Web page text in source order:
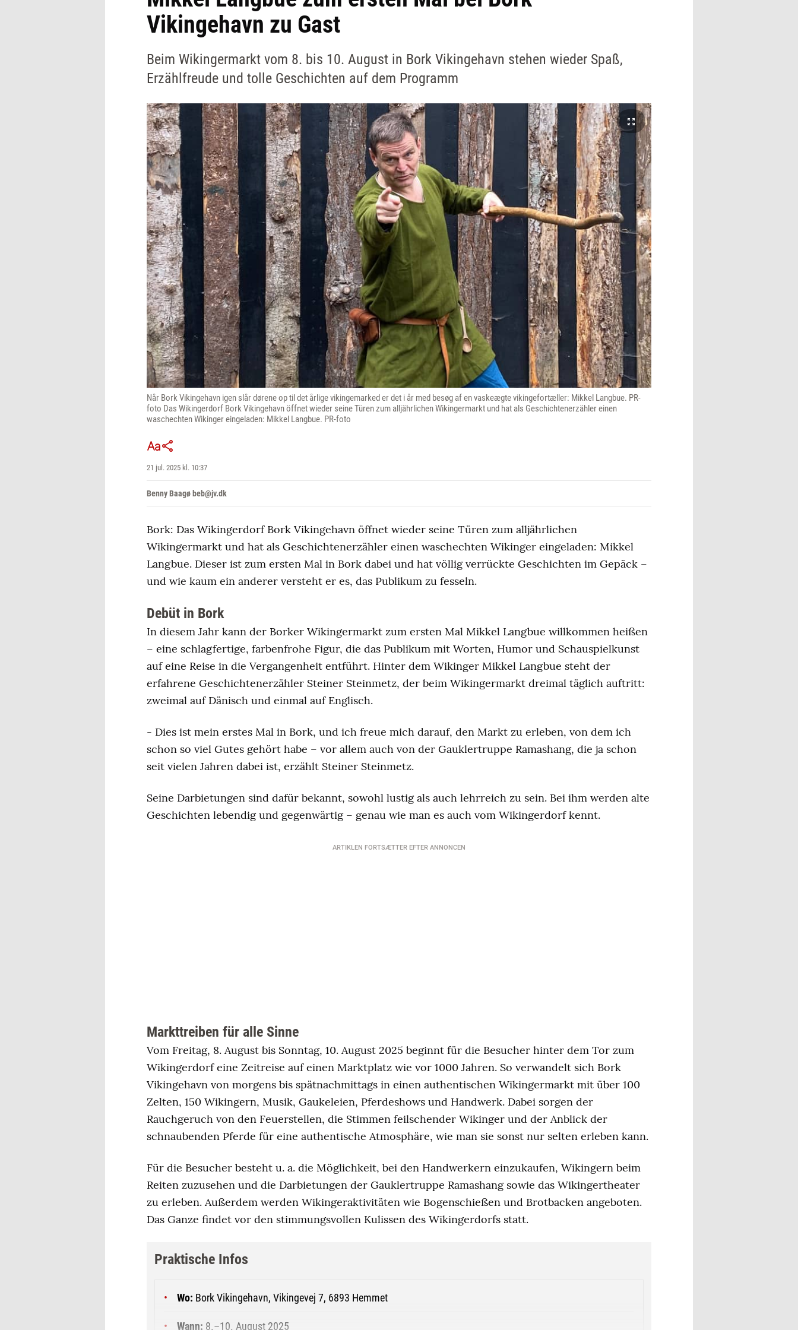
Vikingehavn zu Gast
Beim Wikingermarkt vom 8. bis 10. August in Bork Vikingehavn stehen wieder Spaß,
Erzählfreude und tolle Geschichten auf dem Programm
Når Bork Vikingehavn igen slår dørene op til det årlige vikingemarked er det i år med besøg af en vaskeægte vikingefortæller: Mikkel Langbue. PR-
foto Das Wikingerdorf Bork Vikingehavn öffnet wieder seine Türen zum alljährlichen Wikingermarkt und hat als Geschichtenerzähler einen
waschechten Wikinger eingeladen: Mikkel Langbue. PR-foto
21 jul. 2025 kl. 10:37
Benny Baagø beb@jv.dk
Bork: Das Wikingerdorf Bork Vikingehavn öffnet wieder seine Türen zum alljährlichen
Wikingermarkt und hat als Geschichtenerzähler einen waschechten Wikinger eingeladen: Mikkel
Langbue. Dieser ist zum ersten Mal in Bork dabei und hat völlig verrückte Geschichten im Gepäck –
und wie kaum ein anderer versteht er es, das Publikum zu fesseln.
Debüt in Bork
In diesem Jahr kann der Borker Wikingermarkt zum ersten Mal Mikkel Langbue willkommen heißen
– eine schlagfertige, farbenfrohe Figur, die das Publikum mit Worten, Humor und Schauspielkunst
auf eine Reise in die Vergangenheit entführt. Hinter dem Wikinger Mikkel Langbue steht der
erfahrene Geschichtenerzähler Steiner Steinmetz, der beim Wikingermarkt dreimal täglich auftritt:
zweimal auf Dänisch und einmal auf Englisch.
- Dies ist mein erstes Mal in Bork, und ich freue mich darauf, den Markt zu erleben, von dem ich
schon so viel Gutes gehört habe – vor allem auch von der Gauklertruppe Ramashang, die ja schon
seit vielen Jahren dabei ist, erzählt Steiner Steinmetz.
Seine Darbietungen sind dafür bekannt, sowohl lustig als auch lehrreich zu sein. Bei ihm werden alte
Geschichten lebendig und gegenwärtig – genau wie man es auch vom Wikingerdorf kennt.
ARTIKLEN FORTSÆTTER EFTER ANNONCEN
Markttreiben für alle Sinne
Vom Freitag, 8. August bis Sonntag, 10. August 2025 beginnt für die Besucher hinter dem Tor zum
Wikingerdorf eine Zeitreise auf einen Marktplatz wie vor 1000 Jahren. So verwandelt sich Bork
Vikingehavn von morgens bis spätnachmittags in einen authentischen Wikingermarkt mit über 100
Zelten, 150 Wikingern, Musik, Gaukeleien, Pferdeshows und Handwerk. Dabei sorgen der
Rauchgeruch von den Feuerstellen, die Stimmen feilschender Wikinger und der Anblick der
schnaubenden Pferde für eine authentische Atmosphäre, wie man sie sonst nur selten erleben kann.
Für die Besucher besteht u. a. die Möglichkeit, bei den Handwerkern einzukaufen, Wikingern beim
Reiten zuzusehen und die Darbietungen der Gauklertruppe Ramashang sowie das Wikingertheater
zu erleben. Außerdem werden Wikingeraktivitäten wie Bogenschießen und Brotbacken angeboten.
Das Ganze findet vor den stimmungsvollen Kulissen des Wikingerdorfs statt.
Praktische Infos
Wo: Bork Vikingehavn, Vikingevej 7, 6893 Hemmet
Wann: 8.–10. August 2025